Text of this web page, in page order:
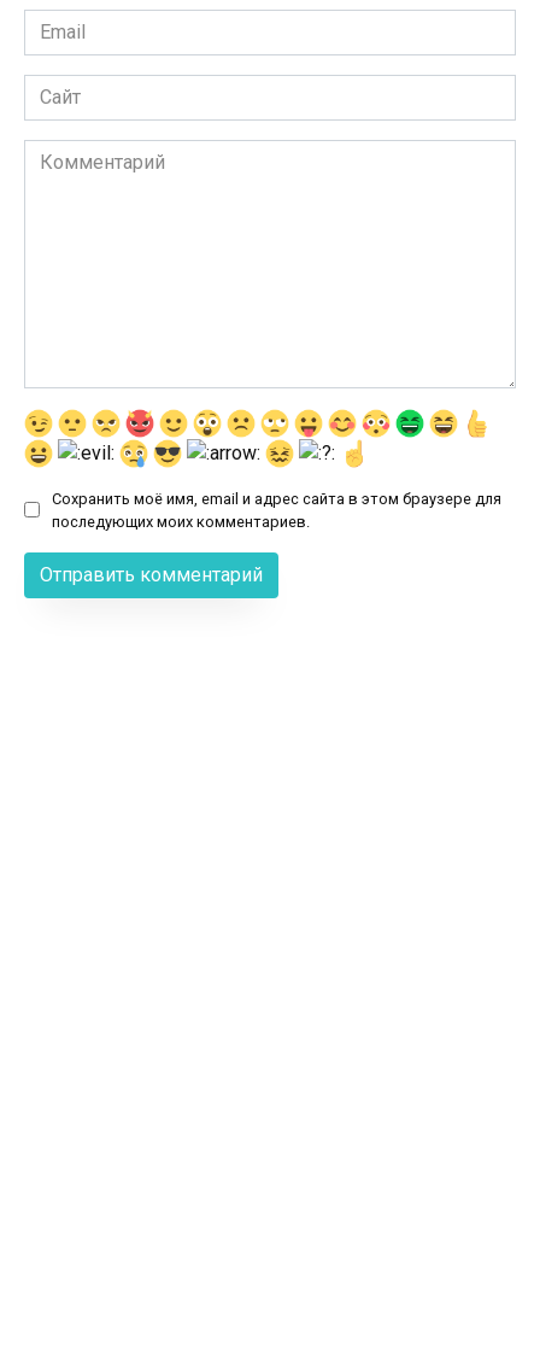
Email
*
Сайт
Комментарий
Сохранить моё имя, email и адрес сайта в этом браузере для
последующих моих комментариев.